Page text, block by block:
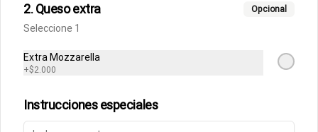
Lasagna de berenjenas con salsa
rossa (tomates italianos triturados y un
toque de crema) y queso parmesano.
2. Queso extra Opcional
Seleccione 1
Extra Mozzarella
+$2.000
Instrucciones especiales